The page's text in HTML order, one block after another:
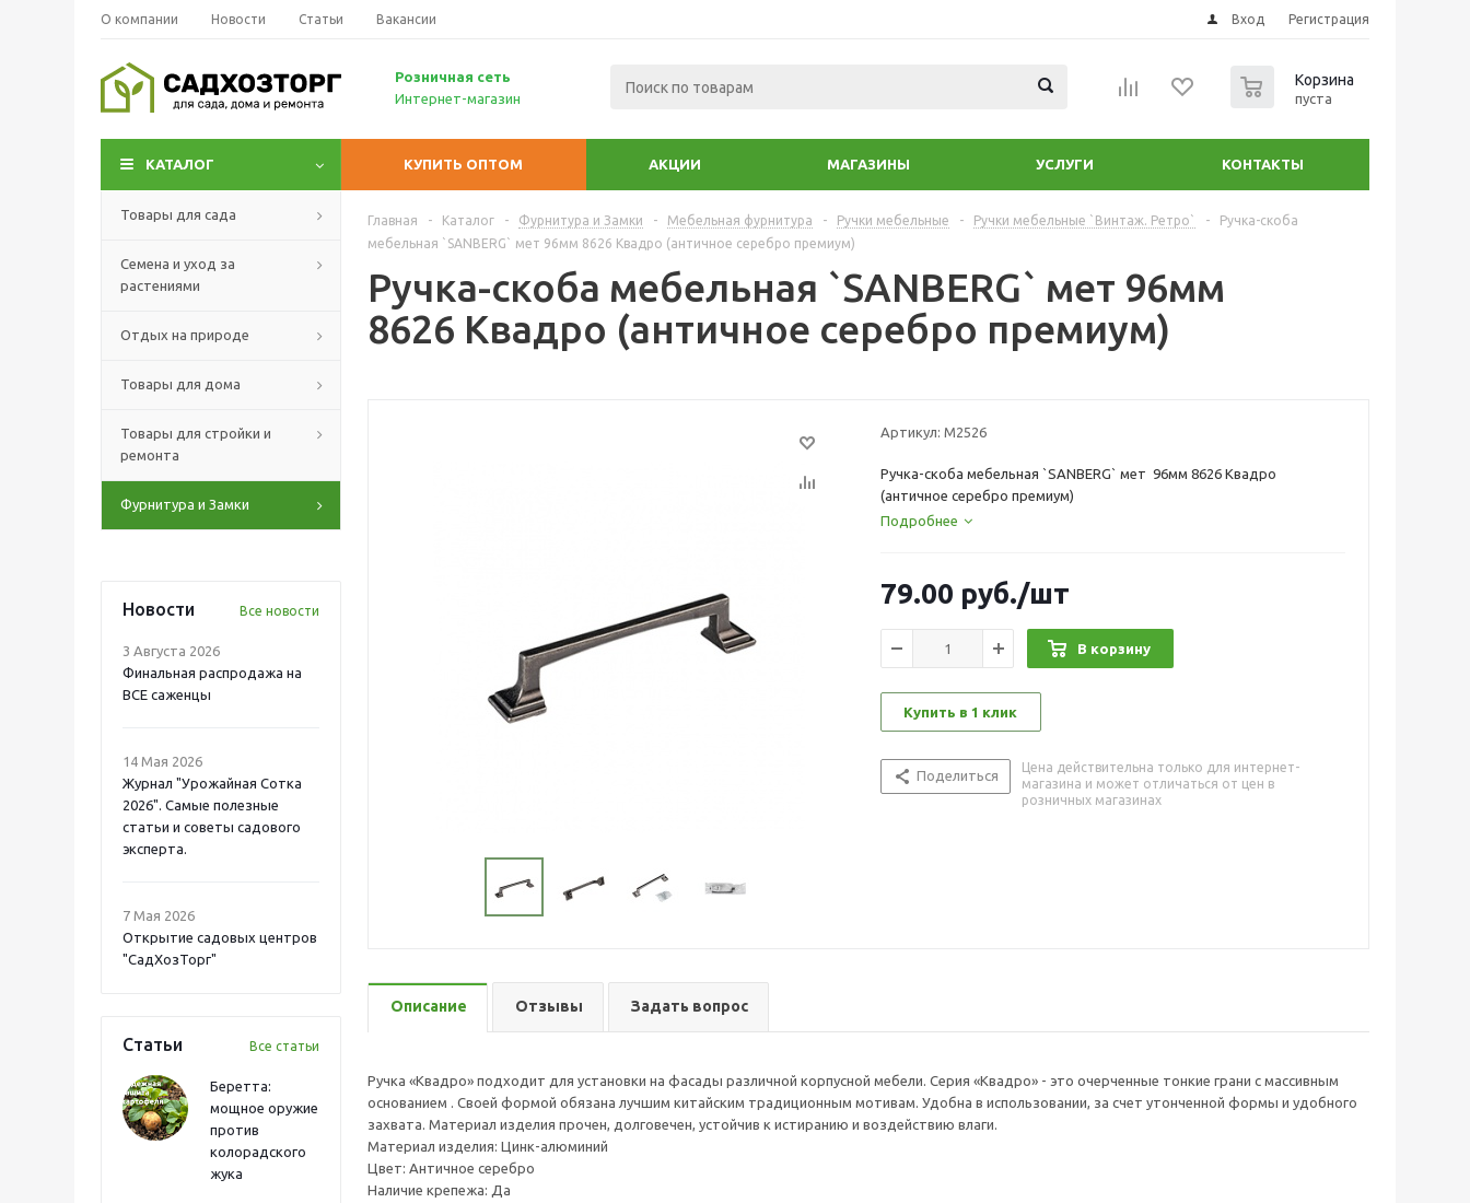
О компании Новости Статьи Вакансии Вход Регистрация
Розничная сеть
Интернет-магазин
Корзина
пуста
КАТАЛОГ КУПИТЬ ОПТОМ АКЦИИ МАГАЗИНЫ УСЛУГИ КОНТАКТЫ
Товары для сада
Семена и уход за
растениями
Отдых на природе
Товары для дома
Товары для стройки и
ремонта
Фурнитура и Замки
Новости Все новости
3 Августа 2026
Финальная распродажа на
ВСЕ саженцы
14 Мая 2026
Журнал "Урожайная Сотка
2026". Самые полезные
статьи и советы садового
эксперта.
7 Мая 2026
Открытие садовых центров
"СадХозТорг"
Статьи Все статьи
Беретта:
мощное оружие
против
колорадского
жука
Главная - Каталог - Фурнитура и Замки - Мебельная фурнитура - Ручки мебельные - Ручки мебельные `Винтаж. Ретро` -
Ручка-скоба
мебельная `SANBERG` мет 96мм 8626 Квадро (античное серебро премиум)
Ручка-скоба мебельная `SANBERG` мет 96мм
8626 Квадро (античное серебро премиум)
Артикул: М2526
Ручка-скоба мебельная `SANBERG` мет 96мм 8626 Квадро
(античное серебро премиум)
Подробнее
79.00 руб./шт
В корзину
Купить в 1 клик
Поделиться
Цена действительна только для интернет-
магазина и может отличаться от цен в
розничных магазинах
Описание Отзывы Задать вопрос
Ручка «Квадро» подходит для установки на фасады различной корпусной мебели. Серия «Квадро» - это очерченные тонкие грани с массивным
основанием . Своей формой обязана лучшим китайским традиционным мотивам. Удобна в использовании, за счет утонченной формы и удобного
захвата. Материал изделия прочен, долговечен, устойчив к истиранию и воздействию влаги.
Материал изделия: Цинк-алюминий
Цвет: Античное серебро
Наличие крепежа: Да